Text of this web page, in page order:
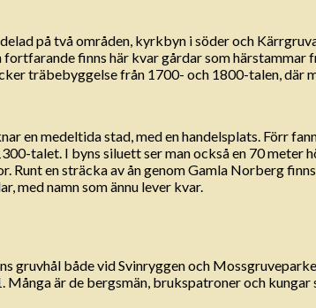
på två områden, kyrkbyn i söder och
finns här kvar gårdar som härstammar
träbebyggelse från 1700- och 1800-talen, där
en medeltida stad, med en handelsplats. Förr
talet. I byns siluett ser man också en 70 meter
Runt en sträcka av ån genom Gamla Norberg
med namn som ännu lever kvar.
gruvhål både vid Svinryggen och
Många är de bergsmän, brukspatroner och